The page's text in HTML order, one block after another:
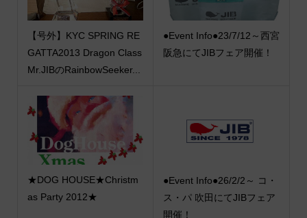
【号外】KYC SPRING RE
GATTA2013 Dragon Class
Mr.JIBのRainbowSeeker...
●Event Info●23/7/12～西宮
阪急にてJIBフェア開催！
★DOG HOUSE★Christm
as Party 2012★
●Event Info●26/2/2～ コ・
ス・パ 吹田にてJIBフェア
開催！